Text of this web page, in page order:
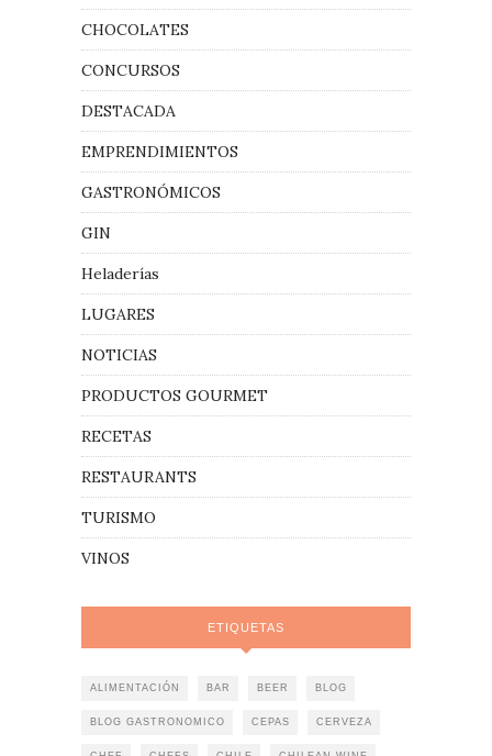
CHOCOLATES
CONCURSOS
DESTACADA
EMPRENDIMIENTOS
GASTRONÓMICOS
GIN
Heladerías
LUGARES
NOTICIAS
PRODUCTOS GOURMET
RECETAS
RESTAURANTS
TURISMO
VINOS
ETIQUETAS
ALIMENTACIÓN BAR BEER BLOG
BLOG GASTRONOMICO CEPAS CERVEZA